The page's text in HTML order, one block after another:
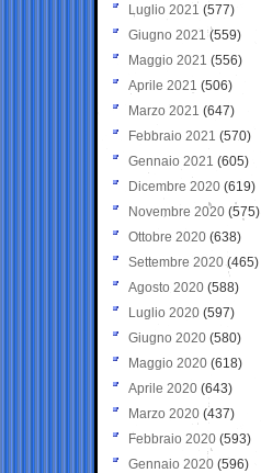
Luglio 2021 (577)
Giugno 2021(559)
Maggio 2021 (556)
Aprile 2021 (506)
Marzo 2021 (647)
Febbraio 2021 (570)
Gennaio 2021 (605)
Dicembre 2020 (619)
Novembre 2020 (575)
Ottobre 2020 (638)
Settembre 2020(465)
Agosto 2020 (588)
Luglio 2020 (597)
Giugno 2020 (580)
Maggio 2020 (618)
Aprile 2020 (643)
Marzo 2020 (437)
Febbraio 2020 (593)
Gennaio 2020 (596)